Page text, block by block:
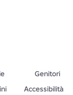
Genitori
Accessibilità